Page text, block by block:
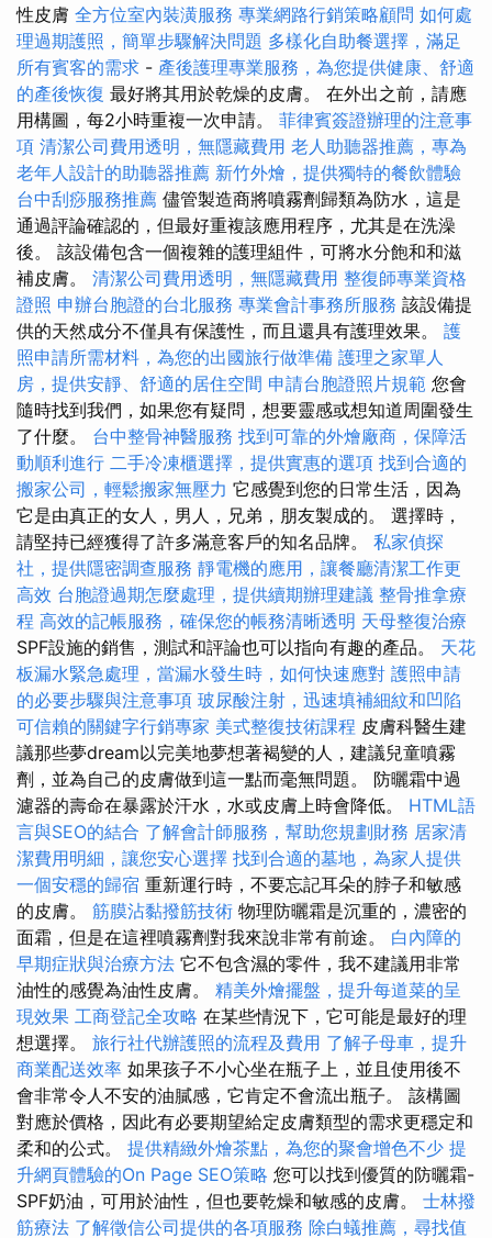
性皮膚 全方位室內裝潢服務 專業網路行銷策略顧問 如何處
理過期護照，簡單步驟解決問題 多樣化自助餐選擇，滿足
所有賓客的需求 - 產後護理專業服務，為您提供健康、舒適
的產後恢復 最好將其用於乾燥的皮膚。 在外出之前，請應
用構圖，每2小時重複一次申請。 菲律賓簽證辦理的注意事
項 清潔公司費用透明，無隱藏費用 老人助聽器推薦，專為
老年人設計的助聽器推薦 新竹外燴，提供獨特的餐飲體驗
台中刮痧服務推薦 儘管製造商將噴霧劑歸類為防水，這是
通過評論確認的，但最好重複該應用程序，尤其是在洗澡
後。 該設備包含一個複雜的護理組件，可將水分飽和和滋
補皮膚。 清潔公司費用透明，無隱藏費用 整復師專業資格
證照 申辦台胞證的台北服務 專業會計事務所服務 該設備提
供的天然成分不僅具有保護性，而且還具有護理效果。 護
照申請所需材料，為您的出國旅行做準備 護理之家單人
房，提供安靜、舒適的居住空間 申請台胞證照片規範 您會
隨時找到我們，如果您有疑問，想要靈感或想知道周圍發生
了什麼。 台中整骨神醫服務 找到可靠的外燴廠商，保障活
動順利進行 二手冷凍櫃選擇，提供實惠的選項 找到合適的
搬家公司，輕鬆搬家無壓力 它感覺到您的日常生活，因為
它是由真正的女人，男人，兄弟，朋友製成的。 選擇時，
請堅持已經獲得了許多滿意客戶的知名品牌。 私家偵探
社，提供隱密調查服務 靜電機的應用，讓餐廳清潔工作更
高效 台胞證過期怎麼處理，提供續期辦理建議 整骨推拿療
程 高效的記帳服務，確保您的帳務清晰透明 天母整復治療
SPF設施的銷售，測試和評論也可以指向有趣的產品。 天花
板漏水緊急處理，當漏水發生時，如何快速應對 護照申請
的必要步驟與注意事項 玻尿酸注射，迅速填補細紋和凹陷
可信賴的關鍵字行銷專家 美式整復技術課程 皮膚科醫生建
議那些夢dream以完美地夢想著褐變的人，建議兒童噴霧
劑，並為自己的皮膚做到這一點而毫無問題。 防曬霜中過
濾器的壽命在暴露於汗水，水或皮膚上時會降低。 HTML語
言與SEO的結合 了解會計師服務，幫助您規劃財務 居家清
潔費用明細，讓您安心選擇 找到合適的墓地，為家人提供
一個安穩的歸宿 重新運行時，不要忘記耳朵的脖子和敏感
的皮膚。 筋膜沾黏撥筋技術 物理防曬霜是沉重的，濃密的
面霜，但是在這裡噴霧劑對我來說非常有前途。 白內障的
早期症狀與治療方法 它不包含濕的零件，我不建議用非常
油性的感覺為油性皮膚。 精美外燴擺盤，提升每道菜的呈
現效果 工商登記全攻略 在某些情況下，它可能是最好的理
想選擇。 旅行社代辦護照的流程及費用 了解子母車，提升
商業配送效率 如果孩子不小心坐在瓶子上，並且使用後不
會非常令人不安的油膩感，它肯定不會流出瓶子。 該構圖
對應於價格，因此有必要期望給定皮膚類型的需求更穩定和
柔和的公式。 提供精緻外燴茶點，為您的聚會增色不少 提
升網頁體驗的On Page SEO策略 您可以找到優質的防曬霜-
SPF奶油，可用於油性，但也要乾燥和敏感的皮膚。 士林撥
筋療法 了解徵信公司提供的各項服務 除白蟻推薦，尋找值